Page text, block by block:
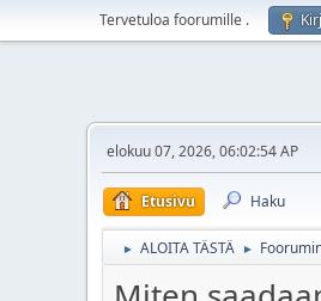
Tervetuloa foorumille .
elokuu 07, 2026, 06:02:54 AP
Etusivu Haku
► ALOITA TÄSTÄ ►